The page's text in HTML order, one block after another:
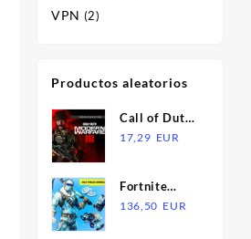
VPN (2)
Productos aleatorios
Call of Duty:
Modern
Bundle US
XBOX One /
17,29 EUR
Fortnite
Deep Freeze
136,50 EUR